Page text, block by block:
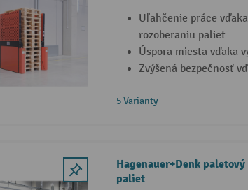
Uľahčenie práce
rozoberaniu paliet
Úspora miesta vďaka
Zvýšená bezpečnosť
5 Varianty
Hagenauer+Denk
paliet